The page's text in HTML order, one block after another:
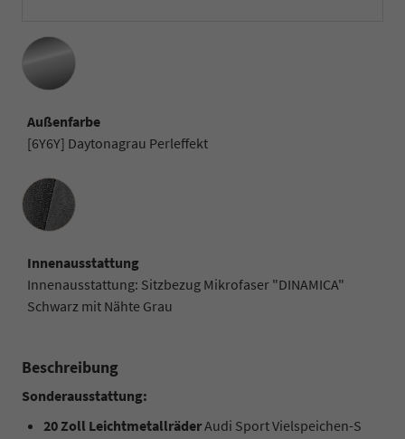
Außenfarbe
[6Y6Y] Daytonagrau Perleffekt
Innenausstattung
Innenausstattung
Innenausstattung: Sitzbezug Mikrofaser "DINAMICA"
Schwarz mit Nähte Grau
Beschreibung
Sonderausstattung:
20 Zoll LeichtmetallräderAudi Sport Vielspeichen-S